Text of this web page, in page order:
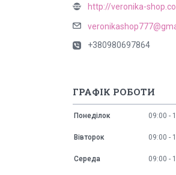
http://veronika-
+380980697864
ГРАФІК РОБОТИ
Понеділок 09:00
Вівторок 09:00
Середа 09:00